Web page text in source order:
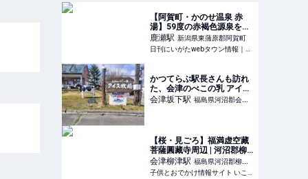
【阿賀町・かのせ温泉 赤
湯】59度の赤褐色源泉をか
け流し。人気の日帰り温
泉・赤湯で温まろう
鹿瀬駅 新潟県東蒲原郡阿賀町
日刊にいがたwebタウン情報｜新潟のグルメ・イベント・おでかけ・街ネタを毎日更新
かつてらぶ駅長さんも訪れ
た、会津のべこの乳 アイス
牧場
会津坂下駅 福島県河沼郡会津
【桜・見ごろ】福満虚空藏
菩薩圓藏寺周辺 | 河沼郡柳
津町 | 子供とお出かけ情報
「いこーよ」
会津柳津駅 福島県河沼郡柳津
町
子供とおでかけ情報サイト いこーよ